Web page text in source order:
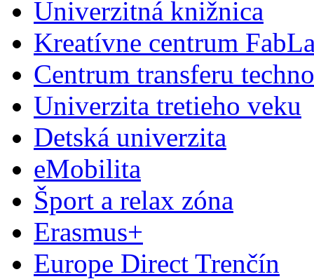
Univerzitná knižnica
Kreatívne centrum
Centrum transferu
Univerzita tretieho veku
Detská univerzita
eMobilita
Šport a relax zóna
Erasmus+
Europe Direct Trenčín